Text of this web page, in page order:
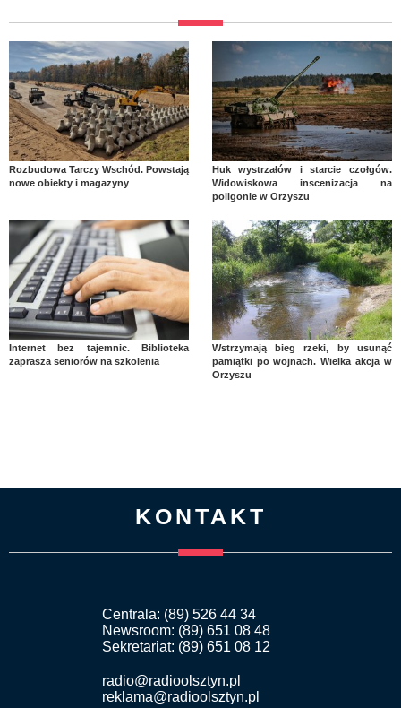
Rozbudowa Tarczy Wschód. Powstają
nowe obiekty i magazyny
Huk wystrzałów i starcie czołgów.
Widowiskowa inscenizacja na
poligonie w Orzyszu
Internet bez tajemnic. Biblioteka
zaprasza seniorów na szkolenia
Wstrzymają bieg rzeki, by usunąć
pamiątki po wojnach. Wielka akcja w
Orzyszu
KONTAKT
Centrala: (89) 526 44 34
Newsroom: (89) 651 08 48
Sekretariat: (89) 651 08 12
radio@radioolsztyn.pl
reklama@radioolsztyn.pl